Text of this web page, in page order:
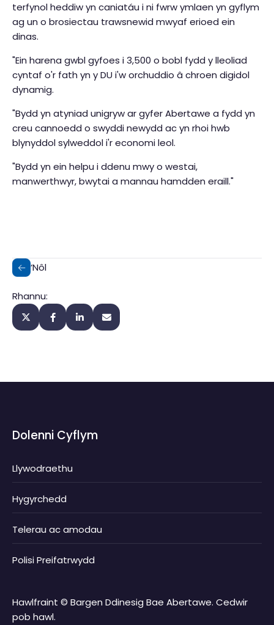
terfynol heddiw yn caniatáu i ni fwrw ymlaen yn gyflym
ag un o brosiectau trawsnewid mwyaf erioed ein
dinas.
"Ein harena gwbl gyfoes i 3,500 o bobl fydd y lleoliad
cyntaf o'r fath yn y DU i'w orchuddio â chroen digidol
dynamig.
"Bydd yn atyniad unigryw ar gyfer Abertawe a fydd yn
creu cannoedd o swyddi newydd ac yn rhoi hwb
blynyddol sylweddol i'r economi leol.
"Bydd yn ein helpu i ddenu mwy o westai,
manwerthwyr, bwytai a mannau hamdden eraill."
‘Nôl
Rhannu:
Dolenni Cyflym
Llywodraethu
Hygyrchedd
Telerau ac amodau
Polisi Preifatrwydd
Hawlfraint © Bargen Ddinesig Bae Abertawe. Cedwir
pob hawl.